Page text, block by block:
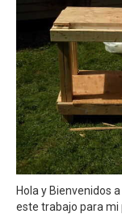
Hola y Bienvenidos
este trabajo para